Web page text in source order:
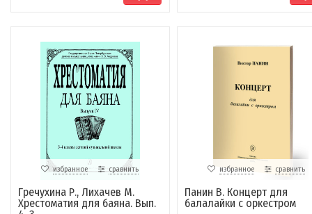
избранное сравнить
Гречухина Р., Лихачев М.
Хрестоматия для баяна. Вып.
избранное сравнить
Панин В. Концерт для
балалайки с оркестром